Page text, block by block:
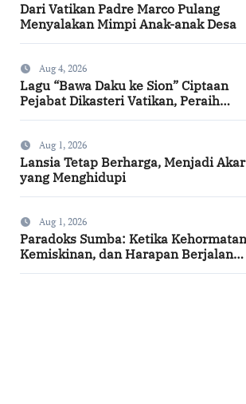
Dari Vatikan Padre Marco Pulang
Menyalakan Mimpi Anak-anak Desa
Aug 4, 2026
Lagu “Bawa Daku ke Sion” Ciptaan
Pejabat Dikasteri Vatikan, Peraih
Aug 1, 2026
Lansia Tetap Berharga, Menjadi Akar
yang Menghidupi
Aug 1, 2026
Paradoks Sumba: Ketika Kehormatan,
Kemiskinan, dan Harapan Berjalan